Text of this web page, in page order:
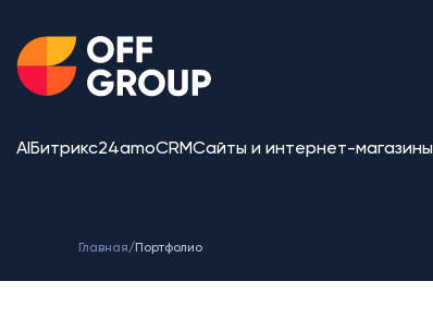
AI Битрикс24amoCRMСайты и интернет-магазины
Главная/ Портфолио